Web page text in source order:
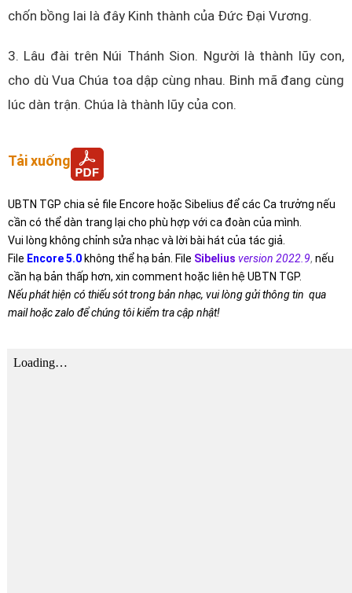
chốn bồng lai là đây Kinh thành của Đức Đại Vương.
3. Lâu đài trên Núi Thánh Sion. Người là thành lũy con,
cho dù Vua Chúa toa dập cùng nhau. Binh mã đang cùng
lúc dàn trận. Chúa là thành lũy của con.
Tải xuống
UBTN TGP chia sẻ file Encore hoặc Sibelius để các Ca trưởng nếu
cần có thể dàn trang lại cho phù hợp với ca đoàn của mình.
Vui lòng không chỉnh sửa nhạc và lời bài hát của tác giả.
File Encore 5.0không thể hạ bản. File Sibelius version 2022.9, nếu
cần hạ bản thấp hơn, xin comment hoặc liên hệ UBTN TGP.
Nếu phát hiện có thiếu sót trong bản nhạc, vui lòng gửi thông tin qua
mail hoặc zalo để chúng tôi kiểm tra cập nhật!